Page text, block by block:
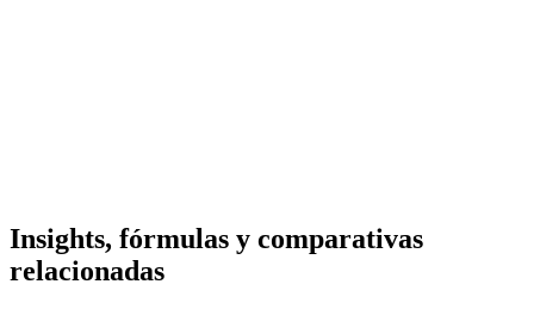
Insights, fórmulas y comparativas
relacionadas